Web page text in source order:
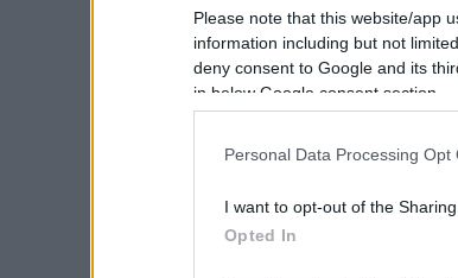
Please note that this website/app
information including but not
deny consent to Google and its
in below Google consent section.
Personal Data Processing Opt
I want to opt-out of the
Opted In